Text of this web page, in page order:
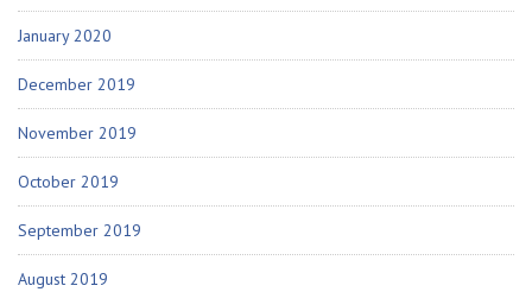
January 2020
December 2019
November 2019
October 2019
September 2019
August 2019